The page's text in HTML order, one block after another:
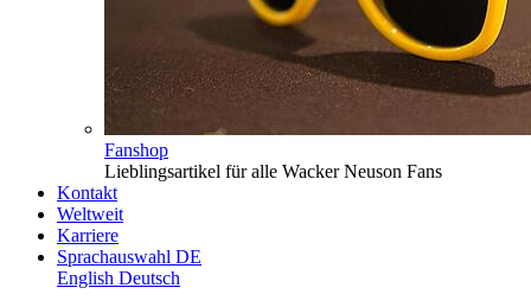
Fanshop
Lieblingsartikel für alle Wacker Neuson Fans
Kontakt
Weltweit
Karriere
Sprachauswahl DE
English Deutsch